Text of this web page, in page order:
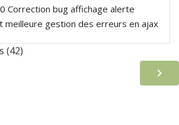
Correction bug affichage alerte
meilleure gestion des erreurs en ajax
(42)
